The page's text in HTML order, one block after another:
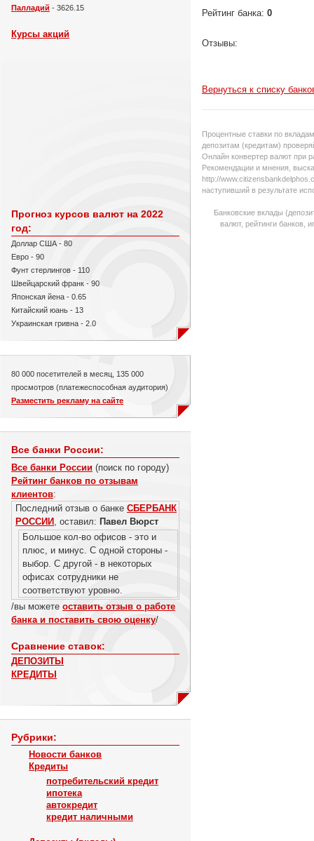
Палладий - 3626.15
Курсы акций
Прогноз курсов валют на 2022
год:
Доллар США - 80
Евро - 90
Фунт стерлингов - 110
Швейцарский франк - 90
Японская йена - 0.65
Китайский юань - 13
Украинская гривна - 2.0
80 000 посетителей в месяц, 135 000
просмотров (платежеспособная аудитория)
Разместить рекламу на сайте
Все банки России:
Все банки России (поиск по городу)
Рейтинг банков по отзывам
клиентов:
Последний отзыв о банке СБЕРБАНК
РОССИИ , оставил: Павел Вюрст
Большое кол-во офисов - это и
плюс, и минус. С одной стороны -
выбор. С другой - в некоторых
офисах сотрудники не
соответствуют уровню.
/вы можете оставить отзыв о работе
банка и поставить свою оценку/
Сравнение ставок:
ДЕПОЗИТЫ
КРЕДИТЫ
Рубрики:
Новости банков
Кредиты
потребительский кредит
ипотека
автокредит
кредит наличными
Рейтинг банка: 0
Отзывы:
Вернуться к списку
Процентные ставки по
депозитам (кредитам)
Онлайн конвертер валют при
Рекомендации и мнения,
http://
наступивший в результате
Банковские вклады
валют, рейтинги банков,